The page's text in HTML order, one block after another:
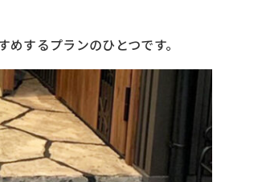
するプランのひとつです。